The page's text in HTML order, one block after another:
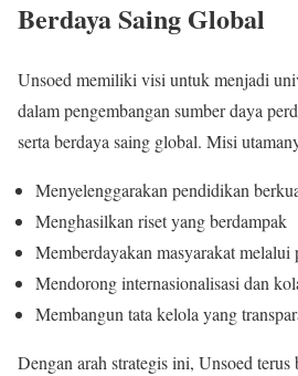
Berdaya Saing Global
Unsoed memiliki visi untuk menjadi
dalam pengembangan sumber daya
serta berdaya saing global. Misi
Menyelenggarakan pendidikan
Menghasilkan riset yang berdampak
Memberdayakan masyarakat melalui
Mendorong internasionalisasi dan
Membangun tata kelola yang
Dengan arah strategis ini, Unsoed terus